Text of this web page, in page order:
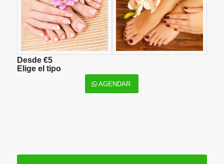
Desde €5
Elige el tipo
AGENDAR